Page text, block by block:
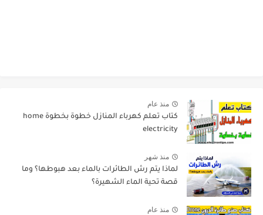
منذ عام
كتاب تعلم كهرباء المنازل خطوة بخطوة home
electricity
منذ شهر
لماذا يتم رش الطائرات بالماء بعد هبوطها؟ وما
قصة تحية الماء الشهيرة؟
منذ عام